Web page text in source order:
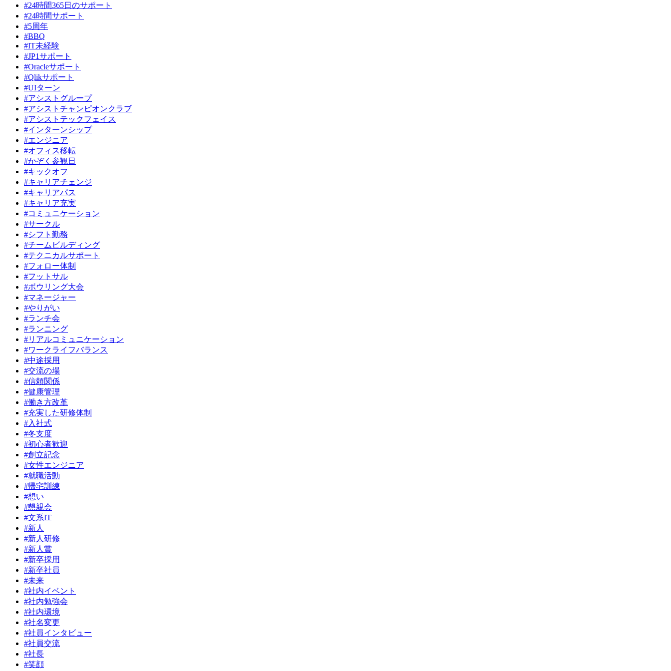
#24時間365日のサポート
#24時間サポート
#5周年
#BBQ
#IT未経験
#JP1サポート
#Oracleサポート
#Qlikサポート
#UIターン
#アシストグループ
#アシストチャンピオンクラブ
#アシストテックフェイス
#インターンシップ
#エンジニア
#オフィス移転
#かぞく参観日
#キックオフ
#キャリアチェンジ
#キャリアパス
#キャリア充実
#コミュニケーション
#サークル
#シフト勤務
#チームビルディング
#テクニカルサポート
#フォロー体制
#フットサル
#ボウリング大会
#マネージャー
#やりがい
#ランチ会
#ランニング
#リアルコミュニケーション
#ワークライフバランス
#中途採用
#交流の場
#信頼関係
#健康管理
#働き方改革
#充実した研修体制
#入社式
#冬支度
#初心者歓迎
#創立記念
#女性エンジニア
#就職活動
#帰宅訓練
#想い
#懇親会
#文系IT
#新人
#新人研修
#新人賞
#新卒採用
#新卒社員
#未来
#社内イベント
#社内勉強会
#社内環境
#社名変更
#社員インタビュー
#社員交流
#社長
#笑顔